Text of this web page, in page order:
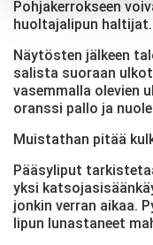
Pohjakerrokseen
huoltajalipun haltijat.
Näytösten jälkeen
salista suoraan
vasemmalla olevien
oranssi pallo ja
Muistathan pitää
Pääsyliput
yksi
jonkin verran aikaa.
lipun lunastaneet